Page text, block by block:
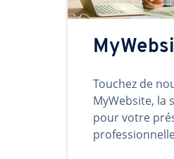
Touchez de
MyWebsite, la
pour votre